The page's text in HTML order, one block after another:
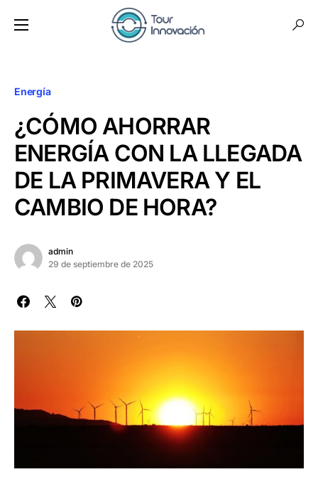
Energía
¿CÓMO AHORRAR
ENERGÍA CON LA LLEGADA
DE LA PRIMAVERA Y EL
CAMBIO DE HORA?
admin
29 de septiembre de 2025